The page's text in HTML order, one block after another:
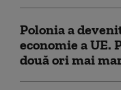
Polonia a
economie a UE.
două ori mai